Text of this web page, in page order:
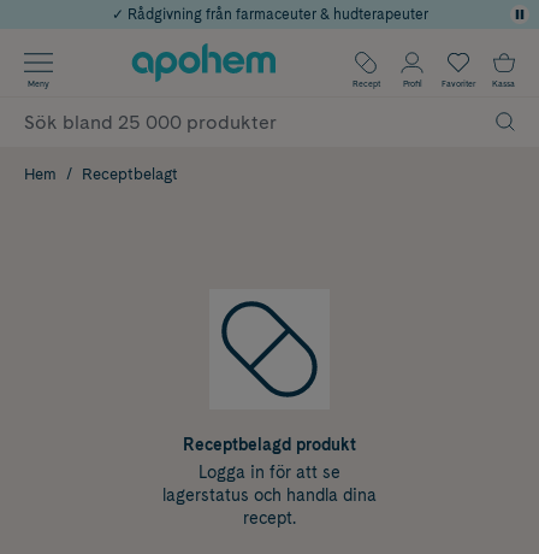
Årets Butik 2025 inom Skönhet
Använd kod: SOMMAR20 för 20% över 649kr
✓ Rådgivning från farmaceuter & hudterapeuter
✓ Poäng på alla köp*
Meny Recept Profil Favoriter Kassa
Hem Receptbelagt
Receptbelagd produkt
Logga in för att se
lagerstatus och handla dina
recept.